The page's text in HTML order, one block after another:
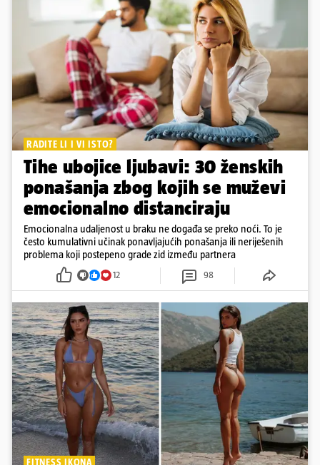
RADITE LI I VI ISTO?
Tihe ubojice ljubavi: 30 ženskih
ponašanja zbog kojih se muževi
emocionalno distanciraju
Emocionalna udaljenost u braku ne događa se preko noći. To je
često kumulativni učinak ponavljajućih ponašanja ili neriješenih
problema koji postepeno grade zid između partnera
12 98
FITNESS IKONA